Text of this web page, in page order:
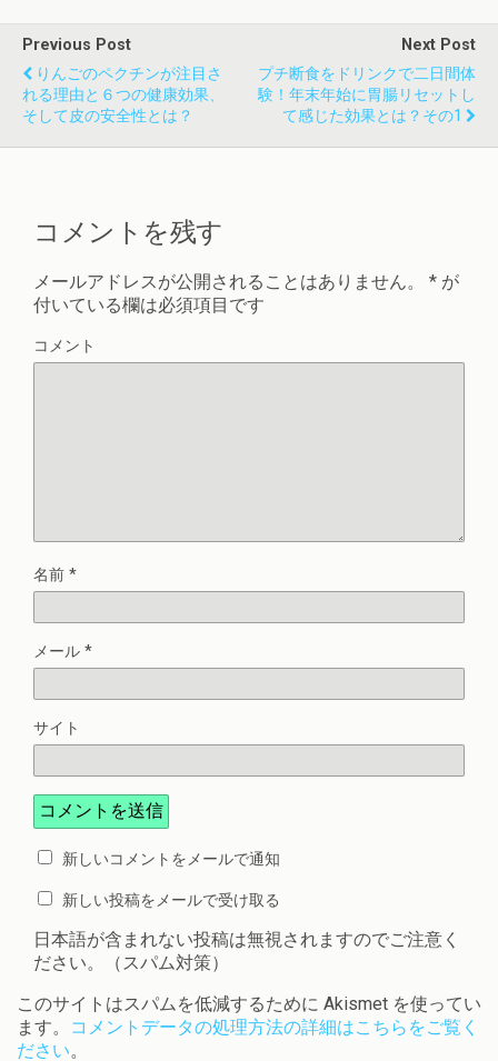
Previous Post
りんごのペクチンが注目さ
れる理由と６つの健康効果、
そして皮の安全性とは？
Next Post
プチ断食をドリンクで二日間体
験！年末年始に胃腸リセットし
て感じた効果とは？その1
コメントを残す
メールアドレスが公開されることはありません。 * が
付いている欄は必須項目です
コメント
名前 *
メール *
サイト
新しいコメントをメールで通知
新しい投稿をメールで受け取る
日本語が含まれない投稿は無視されますのでご注意く
ださい。（スパム対策）
このサイトはスパムを低減するために Akismet を使ってい
ます。
コメントデータの処理方法の詳細はこちらをご覧く
ださい。